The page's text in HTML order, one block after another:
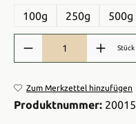
100g 250g 500g
Produkt Anzahl: Gib den
Stück
Zum Merkzettel hinzufügen
Produktnummer: